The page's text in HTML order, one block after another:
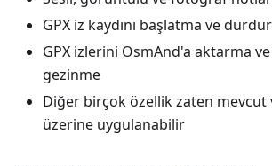
GPX iz kaydını başlatma ve
GPX izlerini OsmAnd'a aktarma
gezinme
Diğer birçok özellik zaten mevcut
üzerine uygulanabilir